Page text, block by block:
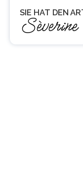
SIE HAT DEN
Sèverine